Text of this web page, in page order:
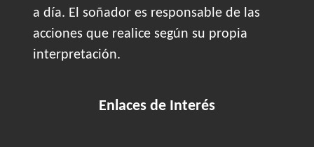
a día. El soñador es responsable de las
acciones que realice según su propia
interpretación.
Enlaces de Interés